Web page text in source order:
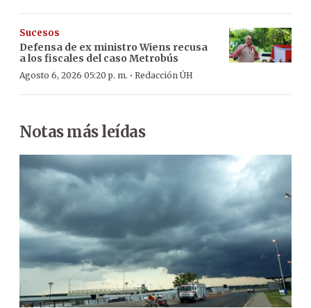
Sucesos
Defensa de ex ministro Wiens recusa
a los fiscales del caso Metrobús
Agosto 6, 2026 05:20 p. m. · Redacción ÚH
Notas más leídas